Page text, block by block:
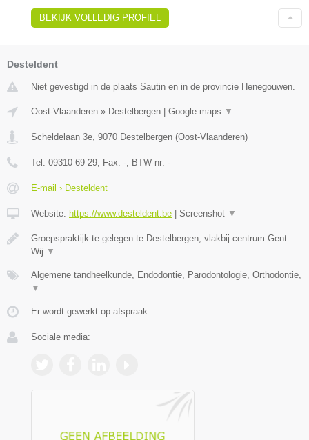
BEKIJK VOLLEDIG PROFIEL
Desteldent
Niet gevestigd in de plaats Sautin en in de provincie Henegouwen.
Oost-Vlaanderen » Destelbergen Google maps ▼
Scheldelaan 3e 9070 Destelbergen (Oost-Vlaanderen)
Tel: 09310 69 29 , Fax: - , BTW-nr: -
E-mail › Desteldent
Website: https://www.desteldent.be Screenshot ▼
Groepspraktijk te gelegen te Destelbergen, vlakbij centrum Gent.
Wij ▼
Algemene tandheelkunde, Endodontie, Parodontologie, Orthodontie,
▼
Er wordt gewerkt op afspraak.
Sociale media: